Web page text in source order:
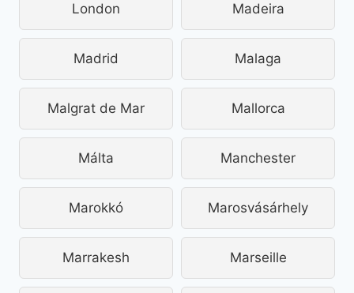
London Madeira
Madrid Malaga
Malgrat de Mar Mallorca
Málta Manchester
Marokkó Marosvásárhely
Marrakesh Marseille